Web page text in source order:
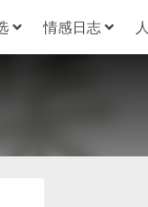
情感日志